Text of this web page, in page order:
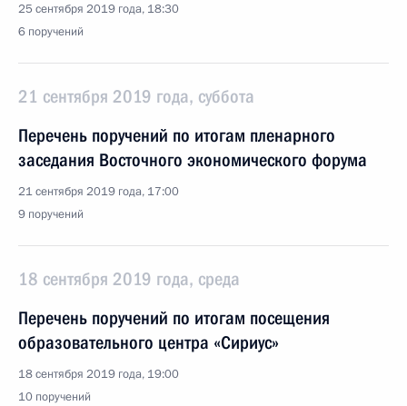
25 сентября 2019 года, 18:30
6 поручений
21 сентября 2019 года, суббота
Перечень поручений по итогам пленарного
заседания Восточного экономического форума
21 сентября 2019 года, 17:00
9 поручений
18 сентября 2019 года, среда
Перечень поручений по итогам посещения
образовательного центра «Сириус»
18 сентября 2019 года, 19:00
10 поручений